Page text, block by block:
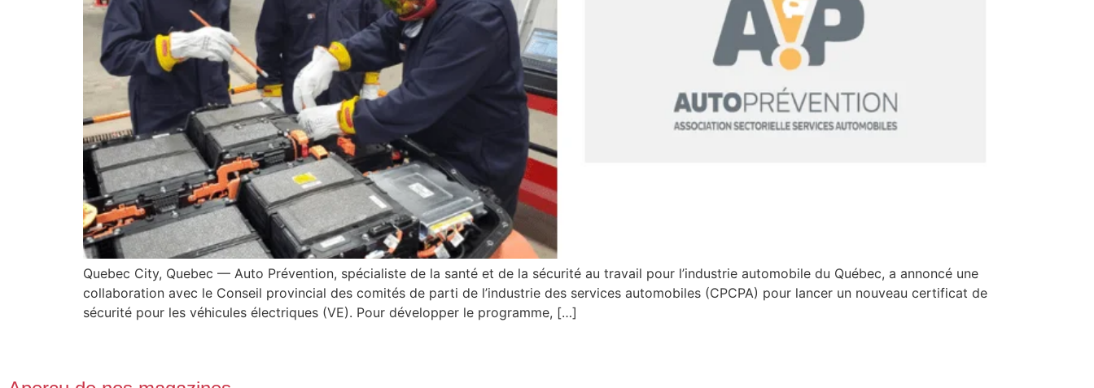
Quebec City, Quebec — Auto Prévention, spécialiste de la santé et de la sécurité au travail pour l’industrie automobile du Québec, a annoncé une
collaboration avec le Conseil provincial des comités de parti de l’industrie des services automobiles (CPCPA) pour lancer un nouveau certificat de
sécurité pour les véhicules électriques (VE). Pour développer le programme, […]